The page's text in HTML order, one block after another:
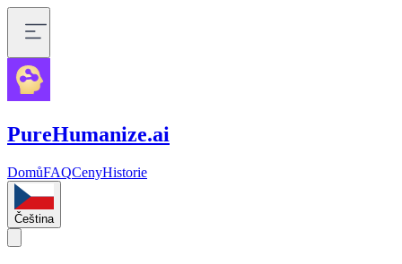
PureHumanize.ai
DomůFAQCenyHistorie
Čeština